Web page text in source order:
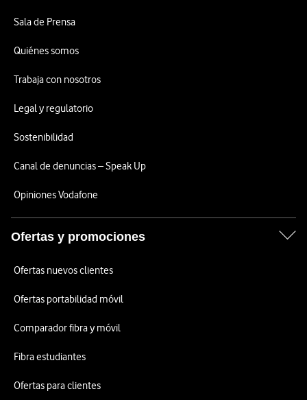
Sala de Prensa
Quiénes somos
Trabaja con nosotros
Legal y regulatorio
Sostenibilidad
Canal de denuncias – Speak Up
Opiniones Vodafone
Ofertas y promociones
Ofertas nuevos clientes
Ofertas portabilidad móvil
Comparador fibra y móvil
Fibra estudiantes
Ofertas para clientes